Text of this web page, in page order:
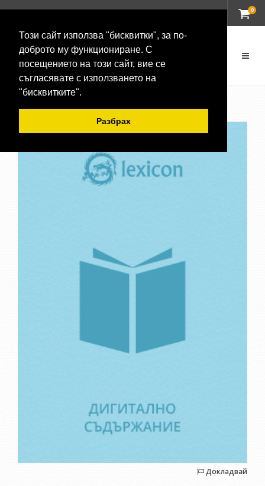
Този сайт използва "бисквитки", за по-
доброто му функциониране. С
посещението на този сайт, вие се
съгласявате с използването на
"бисквитките".
Разбрах
0
-20 %
Докладвай